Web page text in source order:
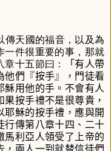
傳天國的福音，以及為
一件很重要的事，那就
十五節曰：
「有人帶
他們『按手』，門徒看
穌用他的手。不會有人
按手禮不是很尊貴，
耶穌的按手禮，應與開
行傳第八章十四、二十
馬利亞人領受了上帝的
，兩人一到就替信徒們